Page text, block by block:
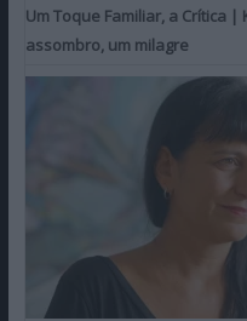
Um Toque Familiar, a Crítica
assombro, um milagre